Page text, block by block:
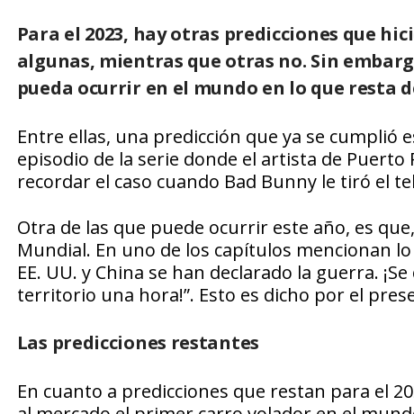
Para el 2023, hay otras predicciones que
algunas, mientras que otras no. Sin
pueda ocurrir en el mundo en lo que resta
Entre ellas, una predicción que ya se cumplió
episodio de la serie donde el artista de
recordar el caso cuando Bad Bunny le tiró el
Otra de las que puede ocurrir este año, es
Mundial. En uno de los capítulos mencionan
EE. UU. y China se han declarado la guerra.
territorio una hora!”. Esto es dicho por el
Las predicciones restantes
En cuanto a predicciones que restan para el